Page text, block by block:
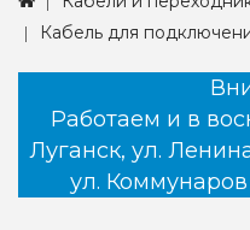
Кабель для
Работаем и в
Луганск, ул.
ул. Коммунаров